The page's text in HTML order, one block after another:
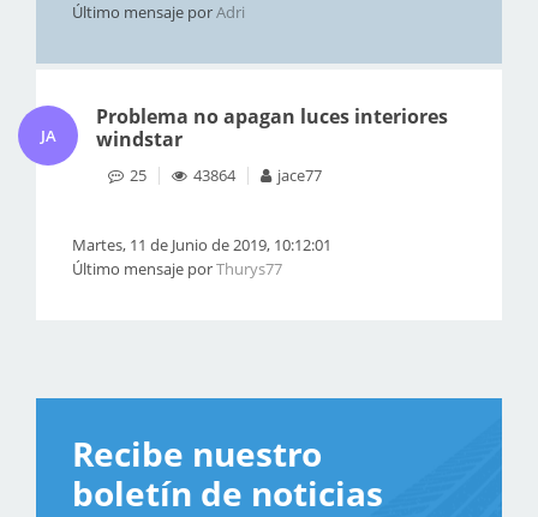
Último mensaje porAdri
JA
Problema no apagan luces interiores
windstar
25 43864 jace77
Martes, 11 de Junio de 2019, 10:12:01
Último mensaje porThurys77
Recibe nuestro
boletín de noticias